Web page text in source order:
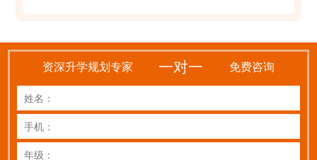
资深升学规划专家 一对一 免费咨询